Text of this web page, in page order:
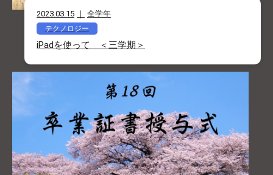
2023.03.15 全学年
テクノロジー
iPadを使って ＜三学期＞